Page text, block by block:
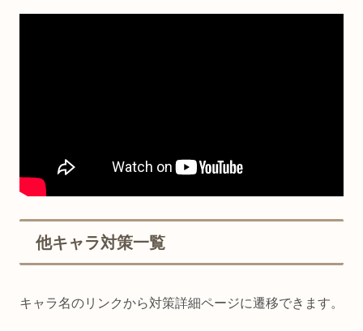
他キャラ対策一覧
キャラ名のリンクから対策詳細ページに遷移できます。